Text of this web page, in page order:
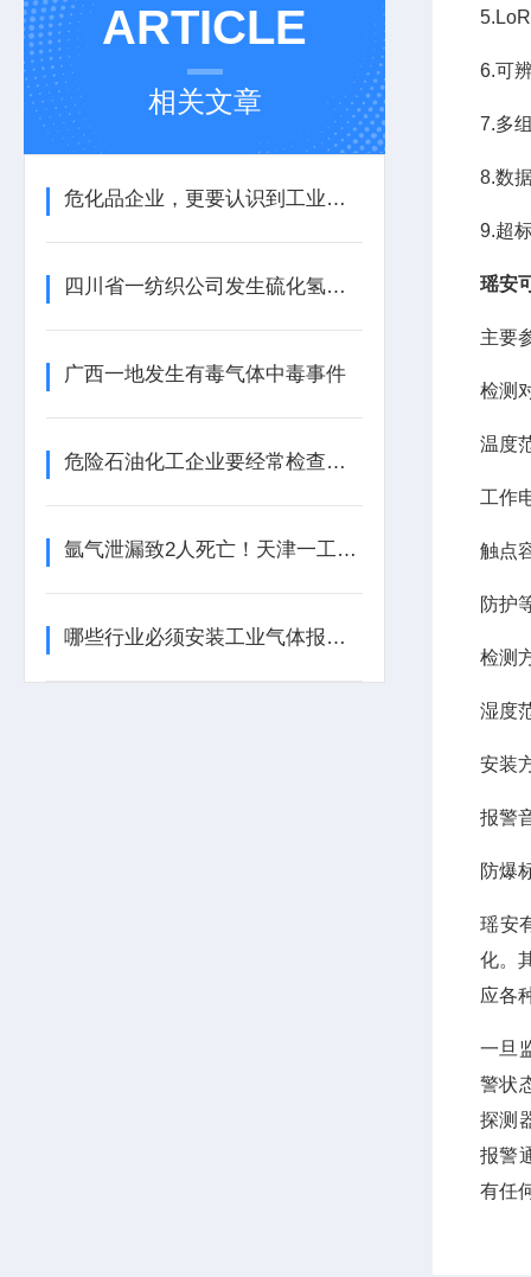
ARTICLE
相关文章
危化品企业，更要认识到工业气体报警器的重要性
四川省一纺织公司发生硫化氢中毒事件
广西一地发生有毒气体中毒事件
危险石油化工企业要经常检查工业气体报警器的报警效果
氩气泄漏致2人死亡！天津一工业园内发生安全事故
哪些行业必须安装工业气体报警器？这些地方不装可能违法！
6.可
7.多
8.数
9.超
瑶安
主要
检测
温度
工作
触点
防护
检测
湿度
安装
报警
防爆
瑶安
化。
应各
一旦
警状
探测
报警
有任